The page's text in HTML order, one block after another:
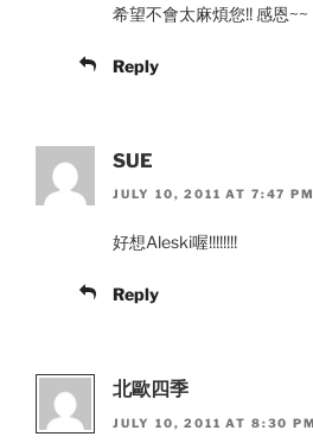
希望不會太麻煩您!! 感恩~~
Reply
SUE
JULY 10, 2011 AT 7:47 PM
好想Aleski喔!!!!!!!!
Reply
北歐四季
JULY 10, 2011 AT 8:30 PM